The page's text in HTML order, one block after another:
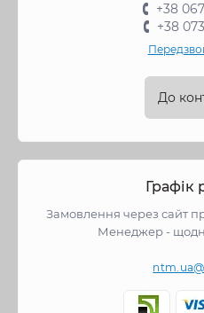
+38
+38
До
Графік
Замовлення через сайт
Менеджер -